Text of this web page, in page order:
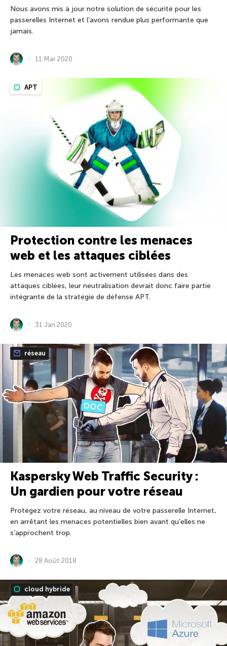
Nous avons mis à jour notre solution de sécurité pour les
passerelles Internet et l’avons rendue plus performante que
jamais.
11 Mar 2020
APT
Protection contre les menaces
web et les attaques ciblées
Les menaces web sont activement utilisées dans des
attaques ciblées, leur neutralisation devrait donc faire partie
intégrante de la stratégie de défense APT.
31 Jan 2020
réseau
Kaspersky Web Traffic Security :
Un gardien pour votre réseau
Protégez votre réseau, au niveau de votre passerelle Internet,
en arrêtant les menaces potentielles bien avant qu’elles ne
s’approchent trop.
28 Août 2018
cloud hybride